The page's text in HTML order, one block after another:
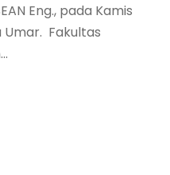
Eng., pada Kamis
Umar. Fakultas